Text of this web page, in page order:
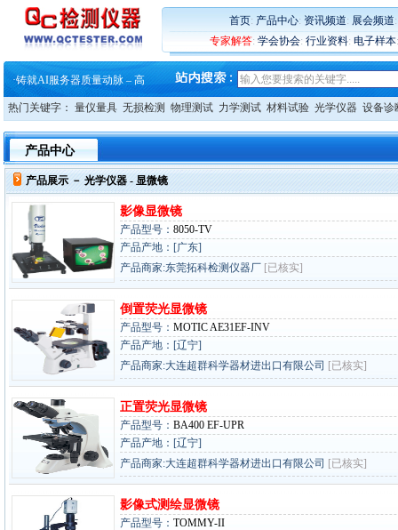
首页: 产品中心: 资讯频道: 展会频道
专家解答: 学会协会: 行业资料: 电子样本
蔡司和亿纬锂能达成战略合作
大牌云集 买家升级 ——26
蔡司软件 | 高效变形分析能
·铸就AI服务器质量动脉 – 高
·铸就AI服务器质量动脉 – 高
·ZEISS BOSELLO ADR 让内部缺
·蔡司和亿纬锂能达成战略合作
热门关键字： 量仪量具 无损检测 物理测试 力学测试 材料试验 光学仪器 设备诊
产品中心
产品展示 － 光学仪器- 显微镜
影像显微镜
产品型号： 8050-TV
产品产地：[广东]
产品商家:东莞拓科检测仪器厂 [已核实]
倒置荧光显微镜
产品型号： MOTIC AE31EF-INV
产品产地：[辽宁]
产品商家:大连超群科学器材进出口有限公司 [已核实]
正置荧光显微镜
产品型号： BA400 EF-UPR
产品产地：[辽宁]
产品商家:大连超群科学器材进出口有限公司 [已核实]
影像式测绘显微镜
产品型号： TOMMY-II